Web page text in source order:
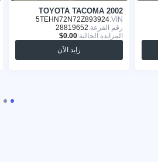
TOYOTA TACOMA 2002
VIN:
5TEHN72N72Z893924
رقم القرعة:28819652
المزايدة الحالية:
زايد الآن